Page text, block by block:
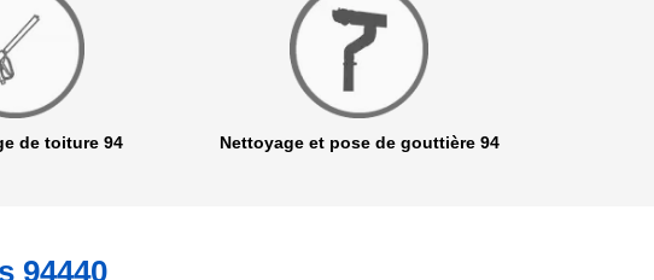
de toiture 94 Nettoyage et pose de gouttière 94
94440